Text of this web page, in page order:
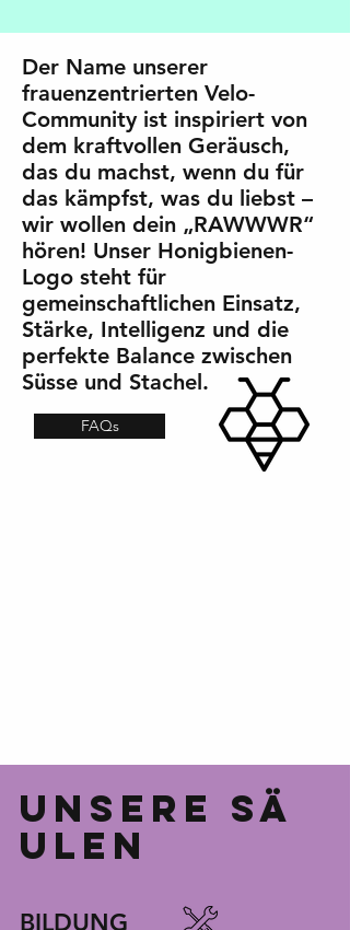
Der Name unserer
frauenzentrierten Velo-
Community ist inspiriert von
dem kraftvollen Geräusch,
das du machst, wenn du für
das kämpfst, was du liebst –
wir wollen dein „RAWWWR“
hören! Unser Honigbienen-
Logo steht für
gemeinschaftlichen Einsatz,
Stärke, Intelligenz und die
perfekte Balance zwischen
Süsse und Stachel.
FAQs
Unsere Sä
ulen
BILDUNG